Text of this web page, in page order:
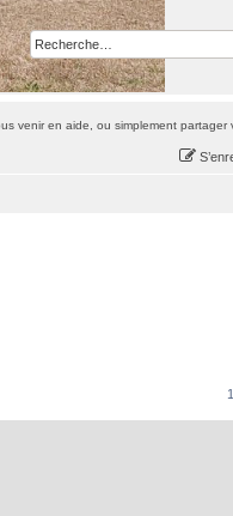
venir en aide, ou simplement partager